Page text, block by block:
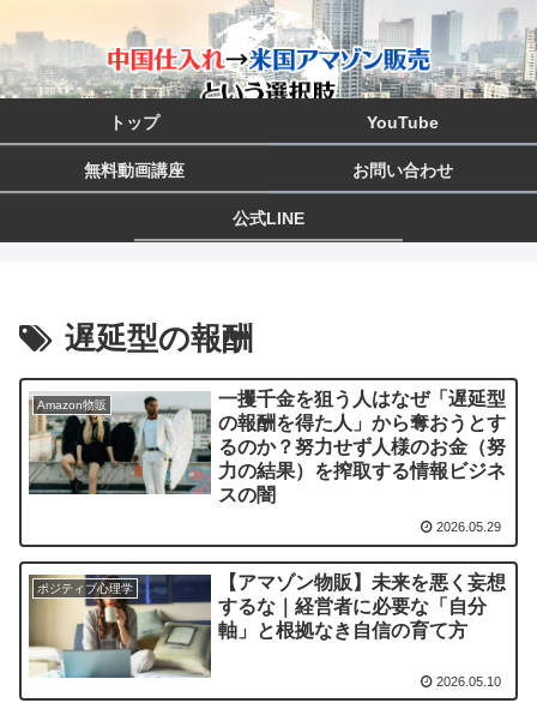
トップ YouTube
無料動画講座 お問い合わせ
公式LINE
遅延型の報酬
Amazon物販
一攫千金を狙う人はなぜ「遅延型
の報酬を得た人」から奪おうとす
るのか？努力せず人様のお金（努
力の結果）を搾取する情報ビジネ
スの闇
2026.05.29
ポジティブ心理学
【アマゾン物販】未来を悪く妄想
するな｜経営者に必要な「自分
軸」と根拠なき自信の育て方
2026.05.10